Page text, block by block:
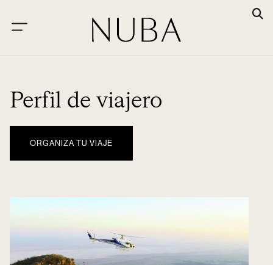
Perfil de viajero
ORGANIZA TU VIAJE